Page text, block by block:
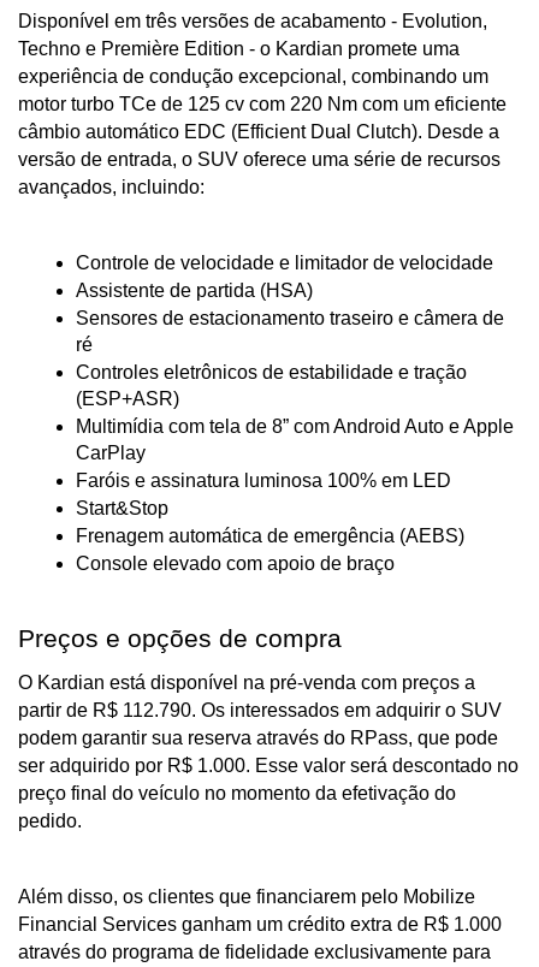
Disponível em três versões de acabamento - Evolution,
Techno e Première Edition - o Kardian promete uma
experiência de condução excepcional, combinando um
motor turbo TCe de 125 cv com 220 Nm com um eficiente
câmbio automático EDC (Efficient Dual Clutch). Desde a
versão de entrada, o SUV oferece uma série de recursos
avançados, incluindo:
Controle de velocidade e limitador de velocidade
Assistente de partida (HSA)
Sensores de estacionamento traseiro e câmera de
ré
Controles eletrônicos de estabilidade e tração
(ESP+ASR)
Multimídia com tela de 8” com Android Auto e Apple
CarPlay
Faróis e assinatura luminosa 100% em LED
Start&Stop
Frenagem automática de emergência (AEBS)
Console elevado com apoio de braço
Preços e opções de compra
O Kardian está disponível na pré-venda com preços a
partir de R$ 112.790. Os interessados em adquirir o SUV
podem garantir sua reserva através do RPass, que pode
ser adquirido por R$ 1.000. Esse valor será descontado no
preço final do veículo no momento da efetivação do
pedido.
Além disso, os clientes que financiarem pelo Mobilize
Financial Services ganham um crédito extra de R$ 1.000
através do programa de fidelidade exclusivamente para